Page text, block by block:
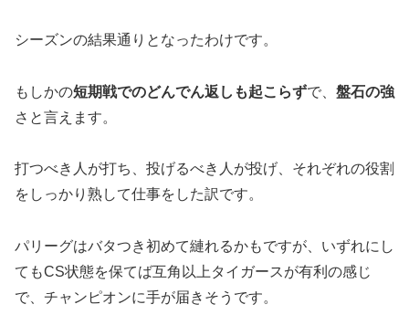
シーズンの結果通りとなったわけです。
もしかの短期戦でのどんでん返しも起こらずで、 盤石の強
さと言えます。
打つべき人が打ち、投げるべき人が投げ、それぞれの役割
をしっかり熟して仕事をした訳です。
パリーグはバタつき初めて縺れるかもですが、いずれにし
てもCS状態を保てば互角以上タイガースが有利の感じ
で、チャンピオンに手が届きそうです。